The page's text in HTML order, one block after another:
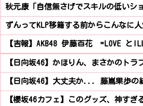
秋元康「自信無さげでスキルの低いシ
ずんってKLP移籍する前からこんなに
【吉報】AKB48 伊藤百花 =LOVE と
【日向坂46】かほりん、まさかのトラ
【日向坂46】大丈夫か... 藤嶌果歩の
【櫻坂46カフェ】このグッズ、神すぎ